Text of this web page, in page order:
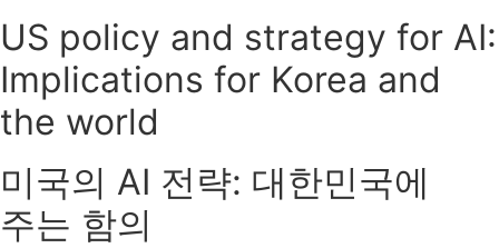
US policy and strategy for AI:
Implications for Korea and
the world
미국의 AI 전략: 대한민국에
주는 함의